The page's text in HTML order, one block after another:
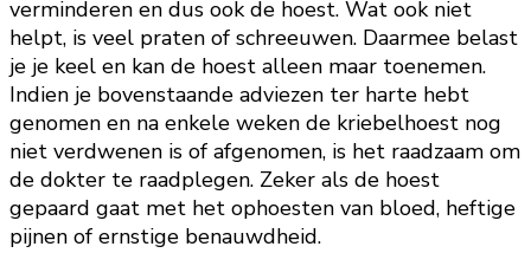
verminderen en dus ook de hoest. Wat ook niet
helpt, is veel praten of schreeuwen. Daarmee belast
je je keel en kan de hoest alleen maar toenemen.
Indien je bovenstaande adviezen ter harte hebt
genomen en na enkele weken de kriebelhoest nog
niet verdwenen is of afgenomen, is het raadzaam om
de dokter te raadplegen. Zeker als de hoest
gepaard gaat met het ophoesten van bloed, heftige
pijnen of ernstige benauwdheid.